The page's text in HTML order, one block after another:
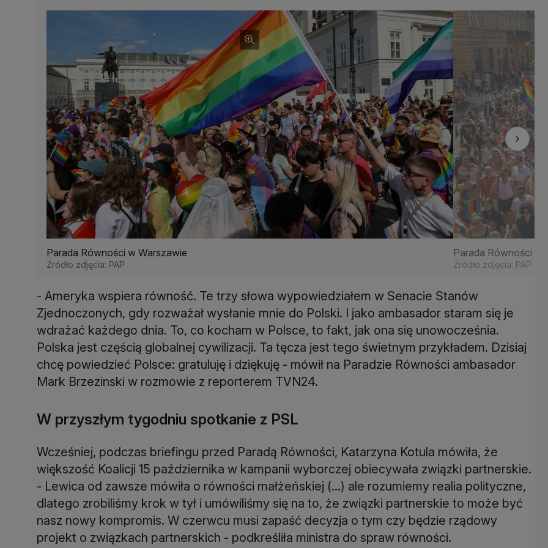
Parada Równości w Warszawie
Źródło zdjęcia: PAP
Parada Równości w
Źródło zdjęcia: PAP
- Ameryka wspiera równość. Te trzy słowa wypowiedziałem w Senacie Stanów
Zjednoczonych, gdy rozważał wysłanie mnie do Polski. I jako ambasador staram się je
wdrażać każdego dnia. To, co kocham w Polsce, to fakt, jak ona się unowocześnia.
Polska jest częścią globalnej cywilizacji. Ta tęcza jest tego świetnym przykładem. Dzisiaj
chcę powiedzieć Polsce: gratuluję i dziękuję - mówił na Paradzie Równości ambasador
Mark Brzezinski w rozmowie z reporterem TVN24.
W przyszłym tygodniu spotkanie z PSL
Wcześniej, podczas briefingu przed Paradą Równości, Katarzyna Kotula mówiła, że
większość Koalicji 15 października w kampanii wyborczej obiecywała związki partnerskie.
- Lewica od zawsze mówiła o równości małżeńskiej (...) ale rozumiemy realia polityczne,
dlatego zrobiliśmy krok w tył i umówiliśmy się na to, że związki partnerskie to może być
nasz nowy kompromis. W czerwcu musi zapaść decyzja o tym czy będzie rządowy
projekt o związkach partnerskich - podkreśliła ministra do spraw równości.